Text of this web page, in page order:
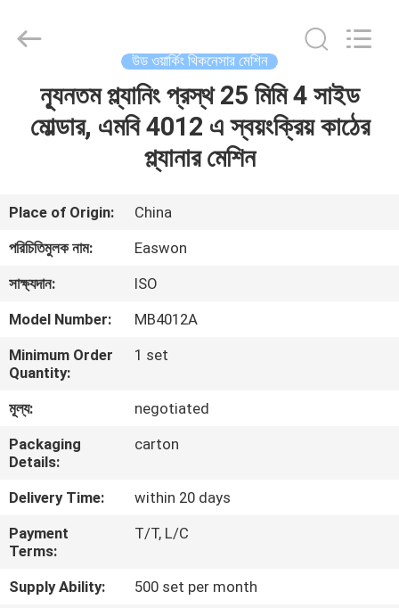
আমাদের
সম্পর্কে
কারখানা
ভ্রমণ
মান
নিয়ন্ত্রণ
যোগাযোগ
করুন
খবর
Export
উড ওয়ার্কিং থিকনেসার মেশিন
ন্যূনতম প্ল্যানিং প্রস্থ 25 মিমি 4 সাইড
মোল্ডার, এমবি 4012 এ স্বয়ংক্রিয় কাঠের
প্ল্যানার মেশিন
Place of Origin:
China
পরিচিতিমুলক নাম:
Easwon
সাক্ষ্যদান:
ISO
Model Number:
MB4012A
Minimum Order
Quantity:
1 set
মূল্য:
negotiated
Packaging
Details:
carton
Delivery Time:
within 20 days
Payment
Terms:
T/T, L/C
Supply Ability:
500 set per month